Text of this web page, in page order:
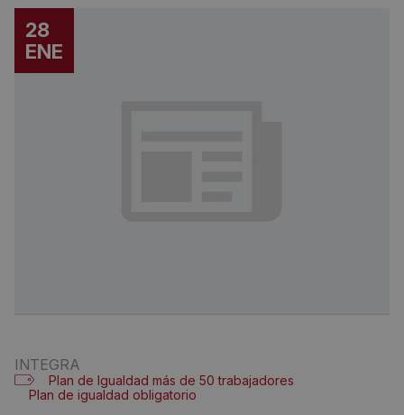
28
ENE
INTEGRA
Plan de Igualdad más de 50 trabajadores
Plan de igualdad obligatorio